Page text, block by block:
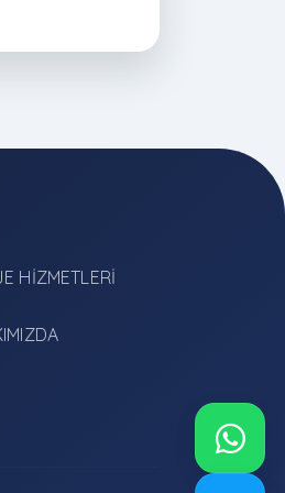
HİZMETLERİ